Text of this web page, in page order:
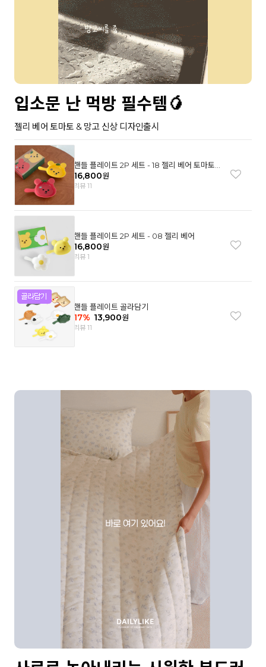
입소문 난 먹방 필수템🥭
젤리 베어 토마토 & 망고 신상 디자인출시
핸들 플레이트 2P 세트 - 18 젤리 베어 토마토
& 망고
16,800원
리뷰 11
핸들 플레이트 2P 세트 - 08 젤리 베어
16,800원
리뷰 1
핸들 플레이트 골라담기
17% 13,900원
리뷰 11